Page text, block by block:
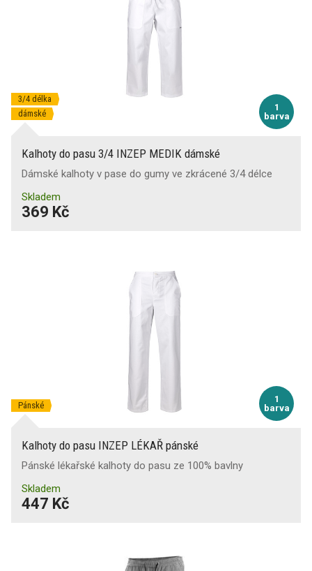
1
barva
3/4 délka
dámské
Kalhoty do pasu 3/4 INZEP MEDIK dámské
Dámské kalhoty v pase do gumy ve zkrácené 3/4 délce
Skladem
369 Kč
1
barva
Pánské
Kalhoty do pasu INZEP LÉKAŘ pánské
Pánské lékařské kalhoty do pasu ze 100% bavlny
Skladem
447 Kč